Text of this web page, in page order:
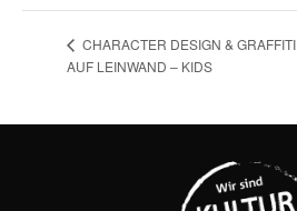
CHARACTER DESIGN & GRAFFITI
AUF LEINWAND – KIDS